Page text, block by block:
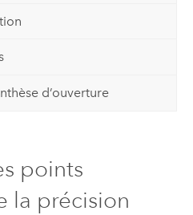
d’ouverture
points
la précision